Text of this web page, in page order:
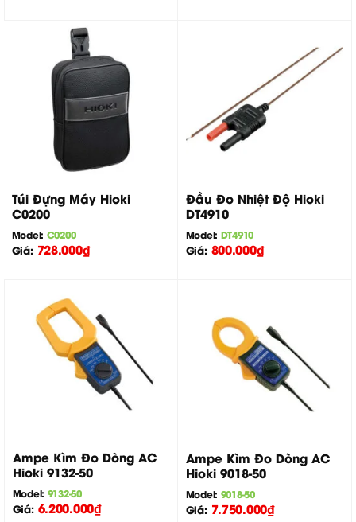
Túi Đựng Máy Hioki
C0200
Model: C0200
Giá: 728.000₫
Đầu Đo Nhiệt Độ Hioki
DT4910
Model: DT4910
Giá: 800.000₫
Ampe Kìm Đo Dòng AC
Hioki 9132-50
Model: 9132-50
Giá: 6.200.000₫
Ampe Kìm Đo Dòng AC
Hioki 9018-50
Model: 9018-50
Giá: 7.750.000₫